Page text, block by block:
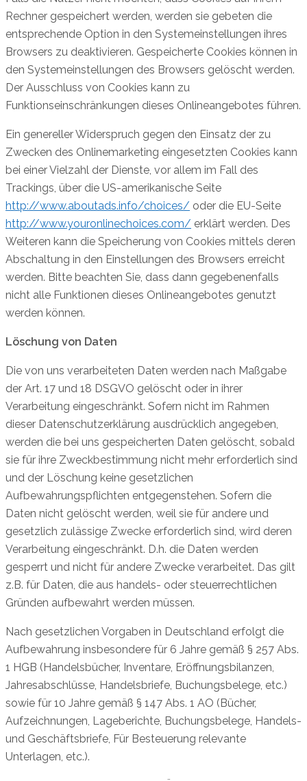
Rechner gespeichert werden, werden sie gebeten die
entsprechende Option in den Systemeinstellungen ihres
Browsers zu deaktivieren. Gespeicherte Cookies können in
den Systemeinstellungen des Browsers gelöscht werden.
Der Ausschluss von Cookies kann zu
Funktionseinschränkungen dieses Onlineangebotes führen.
Ein genereller Widerspruch gegen den Einsatz der zu
Zwecken des Onlinemarketing eingesetzten Cookies kann
bei einer Vielzahl der Dienste, vor allem im Fall des
Trackings, über die US-amerikanische Seite
http://www.aboutads.info/choices/ oder die EU-Seite
http://www.youronlinechoices.com/ erklärt werden. Des
Weiteren kann die Speicherung von Cookies mittels deren
Abschaltung in den Einstellungen des Browsers erreicht
werden. Bitte beachten Sie, dass dann gegebenenfalls
nicht alle Funktionen dieses Onlineangebotes genutzt
werden können.
Löschung von Daten
Die von uns verarbeiteten Daten werden nach Maßgabe
der Art. 17 und 18 DSGVO gelöscht oder in ihrer
Verarbeitung eingeschränkt. Sofern nicht im Rahmen
dieser Datenschutzerklärung ausdrücklich angegeben,
werden die bei uns gespeicherten Daten gelöscht, sobald
sie für ihre Zweckbestimmung nicht mehr erforderlich sind
und der Löschung keine gesetzlichen
Aufbewahrungspflichten entgegenstehen. Sofern die
Daten nicht gelöscht werden, weil sie für andere und
gesetzlich zulässige Zwecke erforderlich sind, wird deren
Verarbeitung eingeschränkt. D.h. die Daten werden
gesperrt und nicht für andere Zwecke verarbeitet. Das gilt
z.B. für Daten, die aus handels- oder steuerrechtlichen
Gründen aufbewahrt werden müssen.
Nach gesetzlichen Vorgaben in Deutschland erfolgt die
Aufbewahrung insbesondere für 6 Jahre gemäß § 257 Abs.
1 HGB (Handelsbücher, Inventare, Eröffnungsbilanzen,
Jahresabschlüsse, Handelsbriefe, Buchungsbelege, etc.)
sowie für 10 Jahre gemäß § 147 Abs. 1 AO (Bücher,
Aufzeichnungen, Lageberichte, Buchungsbelege, Handels-
und Geschäftsbriefe, Für Besteuerung relevante
Unterlagen, etc.).